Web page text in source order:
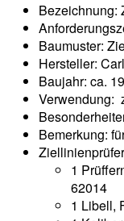
Bezeichnung:
Baumuster:
Hersteller:
Baujahr: ca.
Verwendung:
Bemerkung:
1
62014
1 Libell,